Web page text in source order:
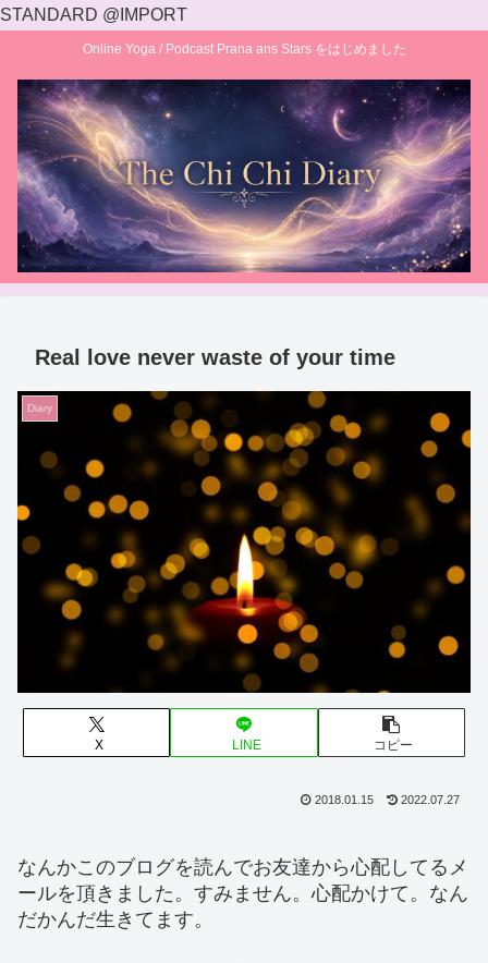
STANDARD @IMPORT
Online Yoga / Podcast Prana ans Stars をはじめました
Real love never waste of your time
Diary
X LINE コピー
2018.01.15 2022.07.27
なんかこのブログを読んでお友達から心配してるメ
ールを頂きました。すみません。心配かけて。なん
だかんだ生きてます。